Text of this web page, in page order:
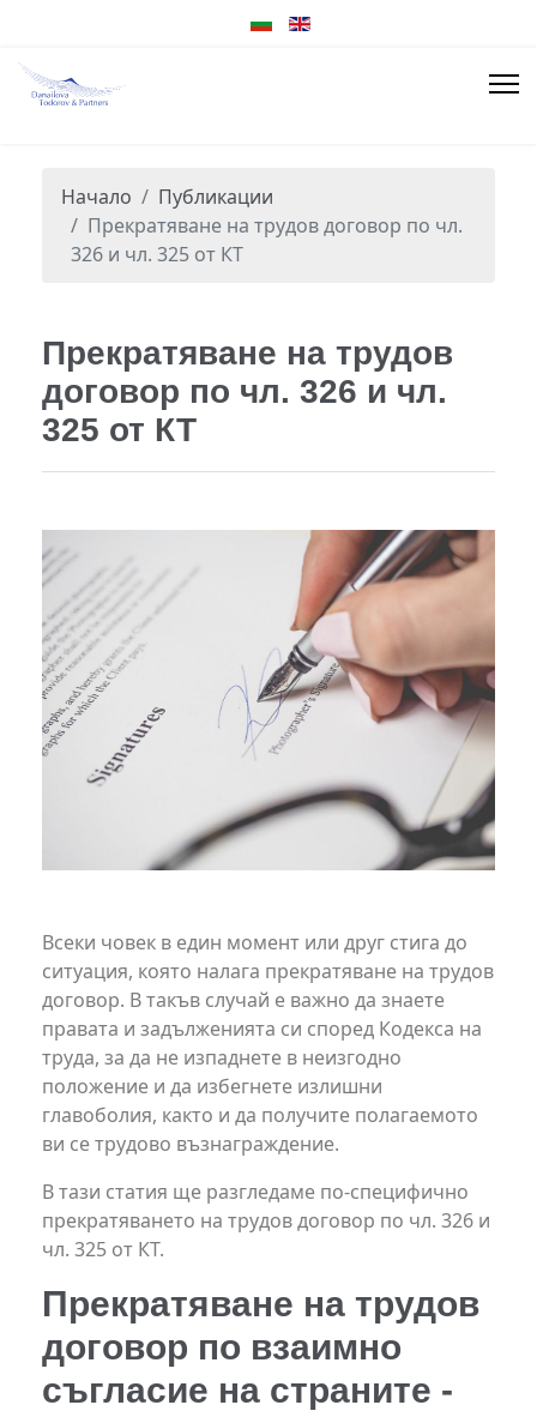
Начало
Публикации
Прекратяване на трудов договор по чл.
326 и чл. 325 от КТ
Прекратяване на трудов
договор по чл. 326 и чл.
325 от КТ
Всеки човек в един момент или друг стига до
ситуация, която налага прекратяване на трудов
договор. В такъв случай е важно да знаете
правата и задълженията си според Кодекса на
труда, за да не изпаднете в неизгодно
положение и да избегнете излишни
главоболия, както и да получите полагаемото
ви се трудово възнаграждение.
В тази статия ще разгледаме по-специфично
прекратяването на трудов договор по чл. 326 и
чл. 325 от КТ.
Прекратяване на трудов
договор по взаимно
съгласие на страните -